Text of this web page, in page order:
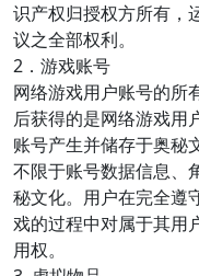
识产权归授权方所有，
议之全部权利。
2．游戏账号
网络游戏用户账号的所
后获得的是网络游戏用
账号产生并储存于奥秘
不限于账号数据信息、
秘文化。用户在完全遵
戏的过程中对属于其用
用权。